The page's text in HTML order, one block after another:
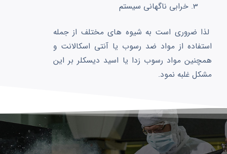
خرابی ناگهانی سیستم
لذا ضروری است به شیوه های مختلف از جمله
استفاده از مواد ضد رسوب یا آنتی اسکالانت و
همچنین مواد رسوب زدا یا اسید دیسکلر بر این
مشکل غلبه نمود.